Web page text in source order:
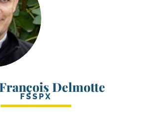
Delmotte
FSSPX